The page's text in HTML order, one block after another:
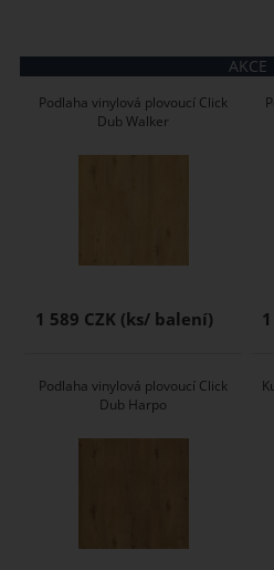
AKCE
Podlaha vinylová plovoucí Click
Dub Walker
1 589 CZK
Podlaha vinylová plovoucí Click
Dub Harpo